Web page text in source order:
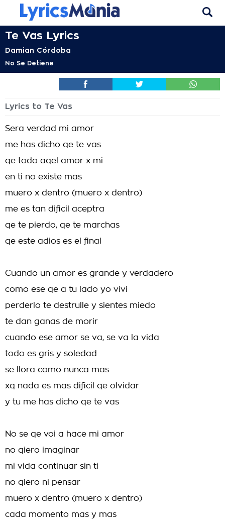
Te Vas Lyrics
Damian Córdoba
No Se Detiene
Lyrics to Te Vas
Sera verdad mi amor
me has dicho qe te vas
qe todo aqel amor x mi
en ti no existe mas
muero x dentro (muero x dentro)
me es tan dificil aceptra
qe te pierdo, qe te marchas
qe este adios es el final
Cuando un amor es grande y verdadero
como ese qe a tu lado yo vivi
perderlo te destrulle y sientes miedo
te dan ganas de morir
cuando ese amor se va, se va la vida
todo es gris y soledad
se llora como nunca mas
xq nada es mas dificil qe olvidar
y tu me has dicho qe te vas
No se qe voi a hace mi amor
no qiero imaginar
mi vida continuar sin ti
no qiero ni pensar
muero x dentro (muero x dentro)
cada momento mas y mas